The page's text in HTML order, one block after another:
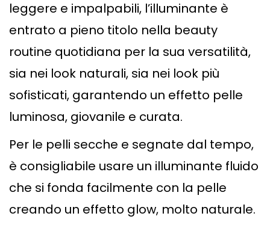
leggere e impalpabili, l’illuminante è
entrato a pieno titolo nella beauty
routine quotidiana per la sua versatilità,
sia nei look naturali, sia nei look più
sofisticati, garantendo un effetto pelle
luminosa, giovanile e curata.
Per le pelli secche e segnate dal tempo,
è consigliabile usare un illuminante fluido
che si fonda facilmente con la pelle
creando un effetto glow, molto naturale.